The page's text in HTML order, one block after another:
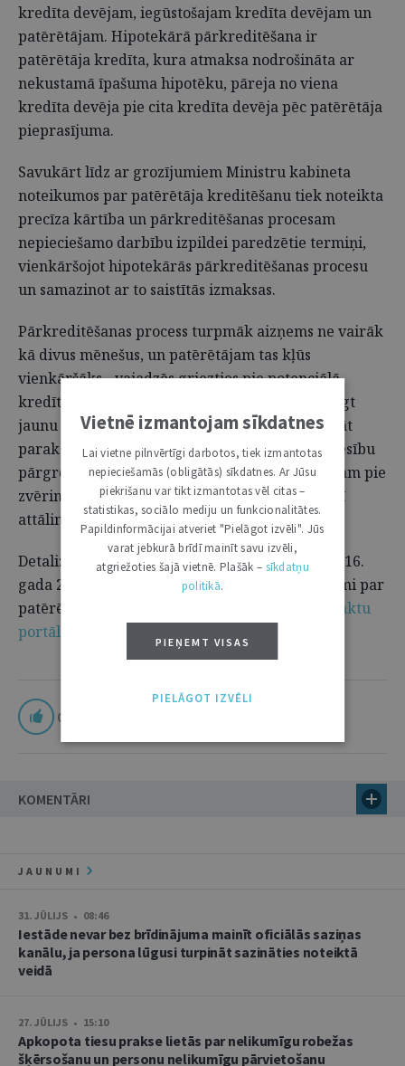
kredīta devējam, iegūstošajam kredīta devējam un
patērētājam​. Hipotekārā pārkreditēšana ir
patērētāja kredīta, kura atmaksa nodrošināta ar
nekustamā īpašuma hipotēku, pāreja no viena
kredīta devēja pie cita kredīta devēja pēc patērētāja
pieprasījuma.
Savukārt līdz ar grozījumiem Ministru kabineta
noteikumos par patērētāja kreditēšanu tiek noteikta
precīza kārtība un pārkreditēšanas procesam
nepieciešamo darbību izpildei paredzētie termiņi,
vienkāršojot hipotekārās pārkreditēšanas procesu
un samazinot ar to saistītās izmaksas.
Pārkreditēšanas process turpmāk aizņems ne vairāk
kā divus mēnešus, un patērētājam tas kļūs
vienkāršāks - vajadzēs griezties pie potenciālā
kredītdevēja, izvērtēt viņa piedāvājumu, noslēgt
jaunu hipotekāro līgumu un attālināti apliecināt
parakstu nostiprinājuma lūgumam par ķīlas tiesību
pārgrozīšanu par labu jaunajam kredīta devējam pie
zvērināta notāra. Visu procesu varēs īstenot arī
attālināti.
Detalizēti ar grozījumiem Ministru kabineta 2016.
gada 25. oktobra noteikumos Nr. 691 "Noteikumi par
patērētāja kreditēšanu" var iepazīties
Tiesību aktu
portālā
0
KOMENTĀRI
JAUNUMI
31. JŪLIJS • 08:46
Iestāde nevar bez brīdinājuma mainīt oficiālās saziņas
kanālu, ja persona lūgusi turpināt sazināties noteiktā
veidā
27. JŪLIJS • 15:10
Apkopota tiesu prakse lietās par nelikumīgu robežas
šķērsošanu un personu nelikumīgu pārvietošanu
Vietnē izmantojam sīkdatnes
Lai vietne pilnvērtīgi darbotos, tiek izmantotas
nepieciešamās (obligātās) sīkdatnes. Ar Jūsu
piekrišanu var tikt izmantotas vēl citas –
statistikas, sociālo mediju un funkcionalitātes.
Papildinformācijai atveriet "Pielāgot izvēli". Jūs
varat jebkurā brīdī mainīt savu izvēli,
atgriežoties šajā vietnē. Plašāk – sīkdatņu
politikā.
PIEŅEMT VISAS
PIELĀGOT IZVĒLI